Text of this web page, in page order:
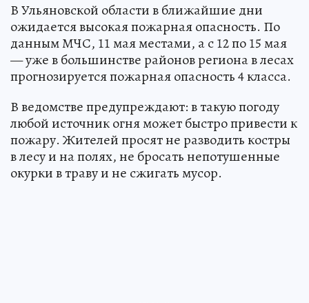
В Ульяновской области в ближайшие дни
ожидается высокая пожарная опасность. По
данным МЧС, 11 мая местами, а с 12 по 15 мая
— уже в большинстве районов региона в лесах
прогнозируется пожарная опасность 4 класса.
В ведомстве предупреждают: в такую погоду
любой источник огня может быстро привести к
пожару. Жителей просят не разводить костры
в лесу и на полях, не бросать непотушенные
окурки в траву и не сжигать мусор.